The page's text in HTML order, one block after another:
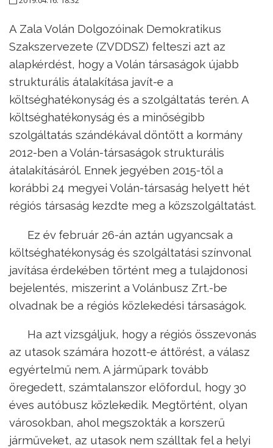
A Zala Volán Dolgozóinak Demokratikus
Szakszervezete (ZVDDSZ) felteszi azt az
alapkérdést, hogy a Volán társaságok újabb
strukturális átalakítása javít-e a
költséghatékonyság és a szolgáltatás terén. A
költséghatékonyság és a minőségibb
szolgáltatás szándékával döntött a kormány
2012-ben a Volán-társaságok strukturális
átalakításáról. Ennek jegyében 2015-től a
korábbi 24 megyei Volán-társaság helyett hét
régiós társaság kezdte meg a közszolgáltatást.
Ez év február 26-án aztán ugyancsak a
költséghatékonyság és szolgáltatási színvonal
javítása érdekében történt meg a tulajdonosi
bejelentés, miszerint a Volánbusz Zrt.-be
olvadnak be a régiós közlekedési társaságok.
Ha azt vizsgáljuk, hogy a régiós összevonás
az utasok számára hozott-e áttörést, a válasz
egyértelmű nem. A járműpark tovább
öregedett, számtalanszor előfordul, hogy 30
éves autóbusz közlekedik. Megtörtént, olyan
városokban, ahol megszokták a korszerű
járműveket, az utasok nem szálltak fel a helyi